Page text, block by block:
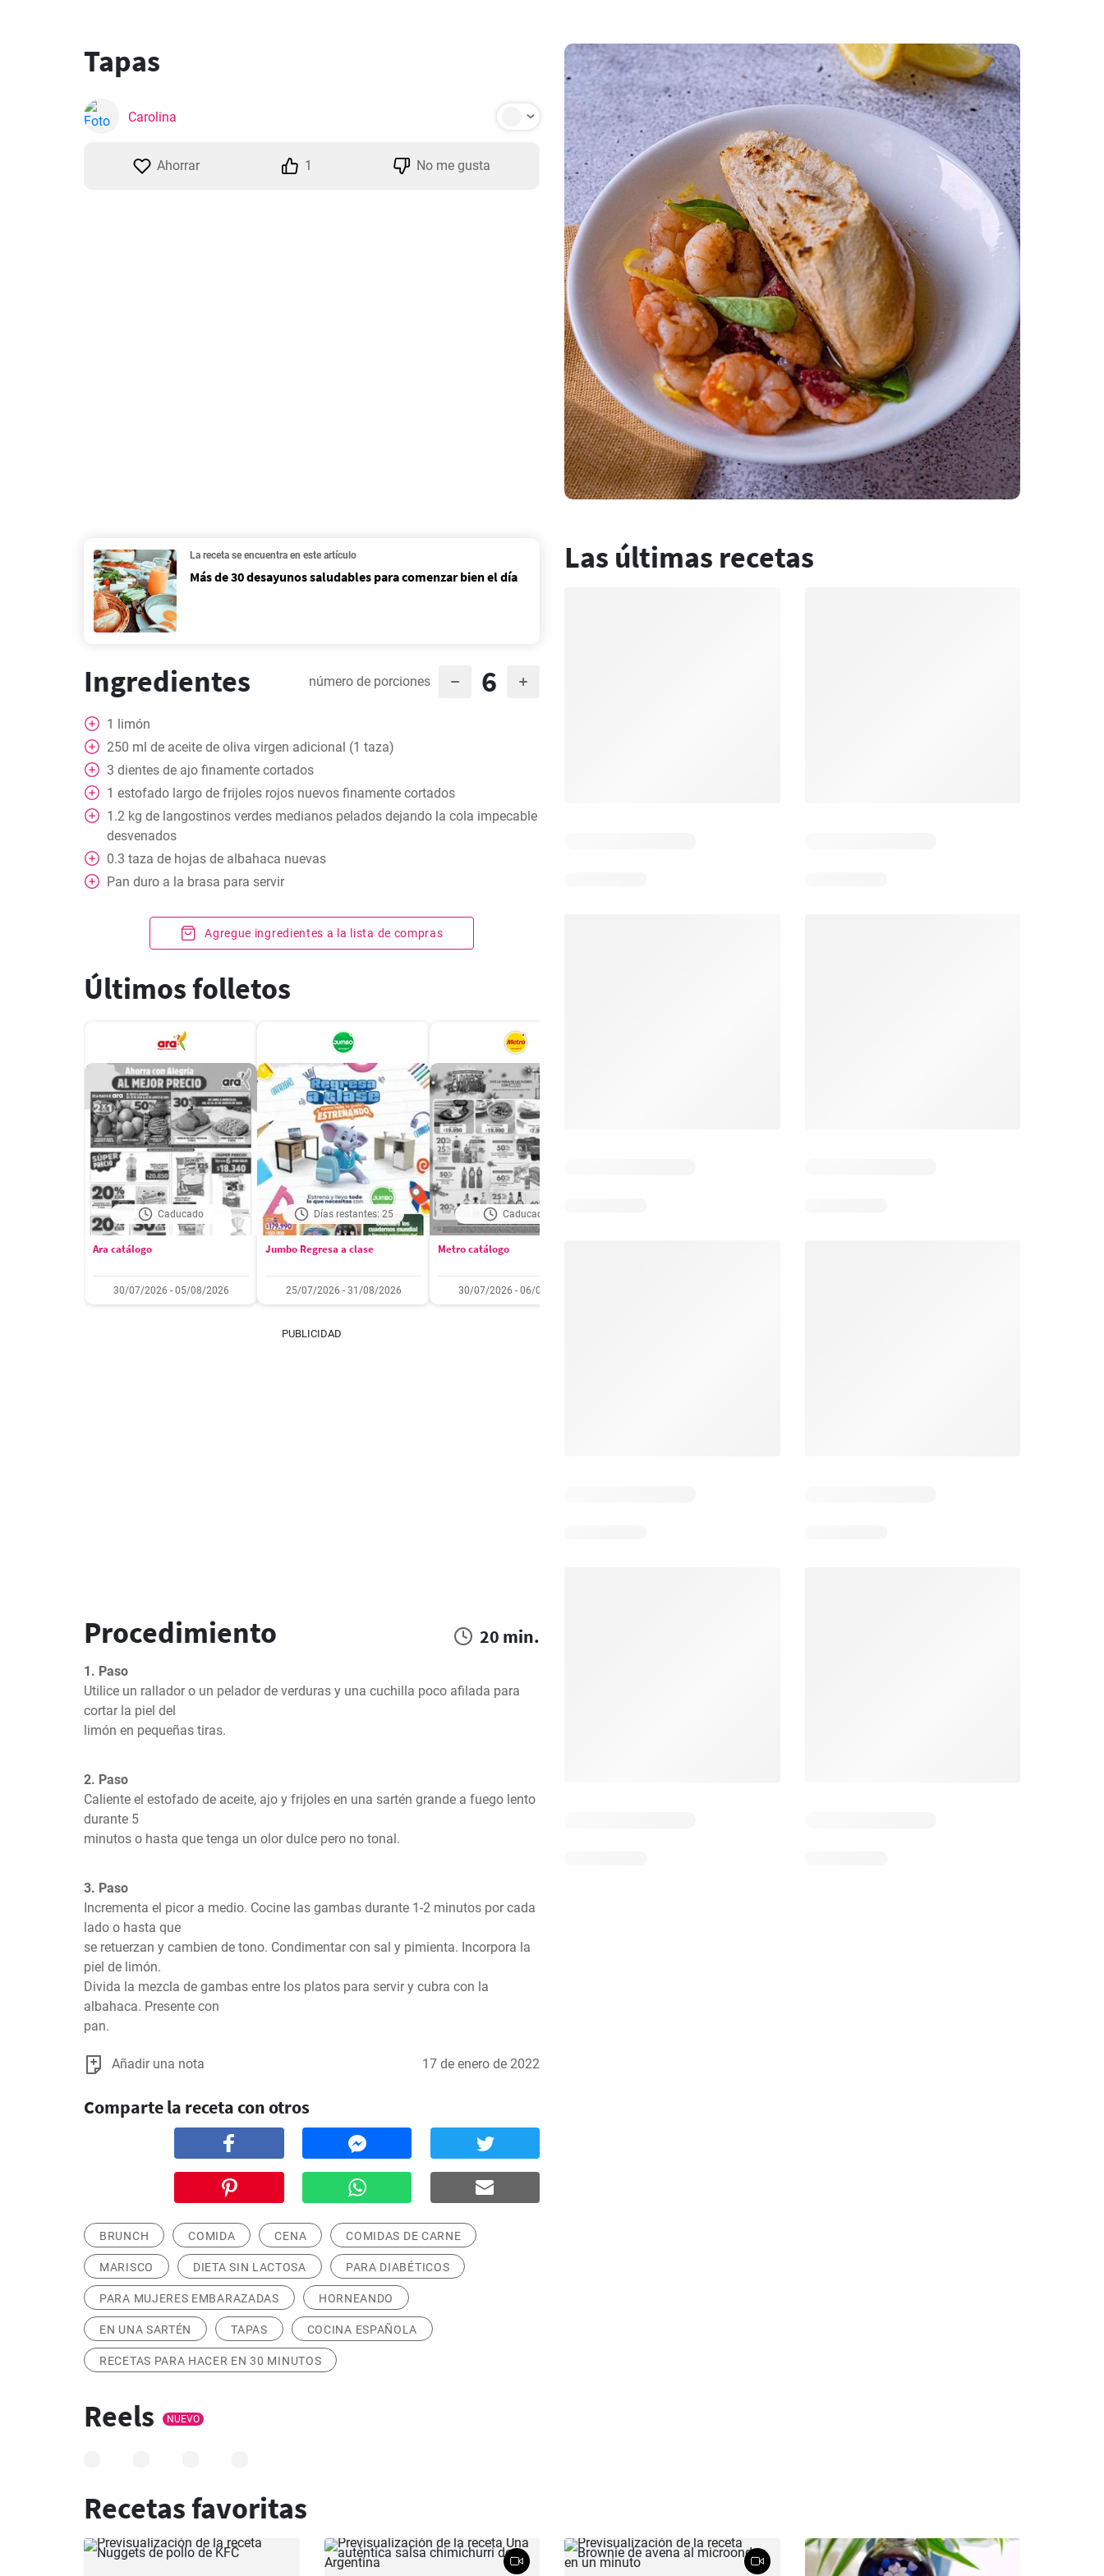
Tapas
Carolina
Ahorrar 1 No me gusta
La receta se encuentra en este artículo
Más de 30 desayunos saludables para comenzar bien el día
Ingredientes número de porciones 6
1 limón
250 ml de aceite de oliva virgen adicional (1 taza)
3 dientes de ajo finamente cortados
1 estofado largo de frijoles rojos nuevos finamente cortados
1.2 kg de langostinos verdes medianos pelados dejando la cola impecable
desvenados
0.3 taza de hojas de albahaca nuevas
Pan duro a la brasa para servir
Agregue ingredientes a la lista de compras
Últimos folletos
Caducado
Ara catálogo
30/07/2026 - 05/08/2026
Días restantes: 25
Jumbo Regresa a clase
25/07/2026 - 31/08/2026
Caducado
Metro catálogo
30/07/2026 - 06/08/2026
PUBLICIDAD
Procedimiento 20 min.
1. Paso
Utilice un rallador o un pelador de verduras y una cuchilla poco afilada para
cortar la piel del
limón en pequeñas tiras.
2. Paso
Caliente el estofado de aceite, ajo y frijoles en una sartén grande a fuego lento
durante 5
minutos o hasta que tenga un olor dulce pero no tonal.
3. Paso
Incrementa el picor a medio. Cocine las gambas durante 1-2 minutos por cada
lado o hasta que
se retuerzan y cambien de tono. Condimentar con sal y pimienta. Incorpora la
piel de limón.
Divida la mezcla de gambas entre los platos para servir y cubra con la
albahaca. Presente con
pan.
Añadir una nota 17 de enero de 2022
Comparte la receta con otros
BRUNCH COMIDA CENA COMIDAS DE CARNE
MARISCO DIETA SIN LACTOSA PARA DIABÉTICOS
PARA MUJERES EMBARAZADAS HORNEANDO
EN UNA SARTÉN TAPAS COCINA ESPAÑOLA
RECETAS PARA HACER EN 30 MINUTOS
Las últimas recetas
Reels NUEVO
Recetas favoritas